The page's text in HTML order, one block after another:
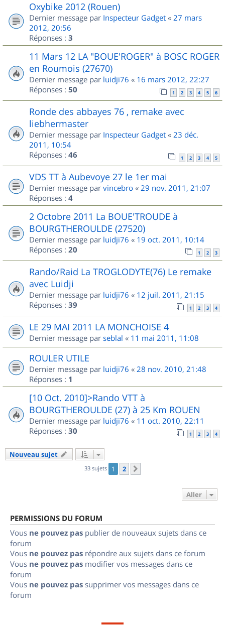
Oxybike 2012 (Rouen)
Dernier message par Inspecteur Gadget « 27 mars
2012, 20:56
Réponses : 3
11 Mars 12 LA "BOUE'ROGER" à BOSC ROGER
en Roumois (27670)
Dernier message par luidji76 « 16 mars 2012, 22:27
Réponses : 50 1 2 3 4 5 6
Ronde des abbayes 76 , remake avec
liebhermaster
Dernier message par Inspecteur Gadget « 23 déc.
2011, 10:54
Réponses : 46 1 2 3 4 5
VDS TT à Aubevoye 27 le 1er mai
Dernier message par vincebro « 29 nov. 2011, 21:07
Réponses : 4
2 Octobre 2011 La BOUE'TROUDE à
BOURGTHEROULDE (27520)
Dernier message par luidji76 « 19 oct. 2011, 10:14
Réponses : 20 1 2 3
Rando/Raid La TROGLODYTE(76) Le remake
avec Luidji
Dernier message par luidji76 « 12 juil. 2011, 21:15
Réponses : 39 1 2 3 4
LE 29 MAI 2011 LA MONCHOISE 4
Dernier message par seblal « 11 mai 2011, 11:08
ROULER UTILE
Dernier message par luidji76 « 28 nov. 2010, 21:48
Réponses : 1
[10 Oct. 2010]>Rando VTT à
BOURGTHEROULDE (27) à 25 Km ROUEN
Dernier message par luidji76 « 11 oct. 2010, 22:11
Réponses : 30 1 2 3 4
Nouveau sujet
33 sujets 1 2
Aller
PERMISSIONS DU FORUM
Vous ne pouvez pas publier de nouveaux sujets dans ce
forum
Vous ne pouvez pas répondre aux sujets dans ce forum
Vous ne pouvez pas modifier vos messages dans ce
forum
Vous ne pouvez pas supprimer vos messages dans ce
forum